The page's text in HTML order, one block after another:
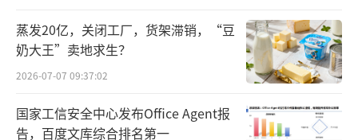
蒸发20亿，关闭工厂，货架滞销，“豆
奶大王”卖地求生？
2026-07-07 09:37:02
国家工信安全中心发布Office Agent报
告，百度文库综合排名第一